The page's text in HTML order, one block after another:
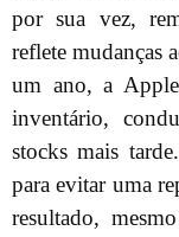
por sua vez,
reflete mudanças
um ano, a
inventário,
stocks mais
para evitar uma
resultado,